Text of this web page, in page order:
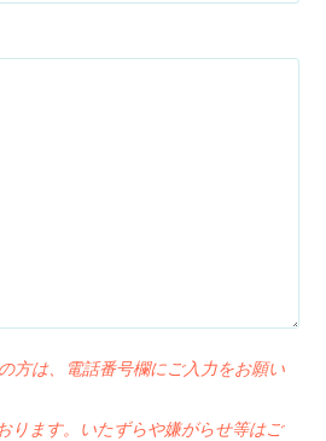
方は、電話番号欄にご入力をお願い
ります。いたずらや嫌がらせ等はご